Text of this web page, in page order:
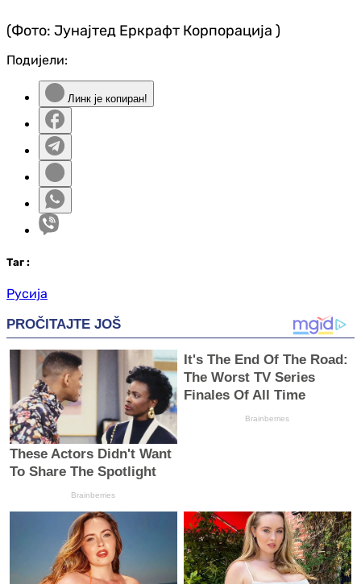
(Фото: Јунајтед Еркрафт Корпорација )
Подијели:
Линк је копиран!
Таг :
Русија